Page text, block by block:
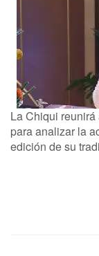
La Chiqui
para analizar la
edición de su